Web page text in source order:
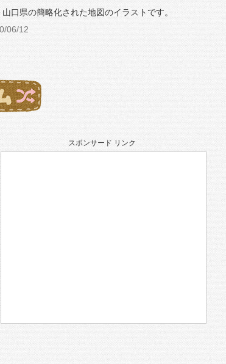
口県の簡略化された地図のイラストです。
06/12
スポンサード リンク